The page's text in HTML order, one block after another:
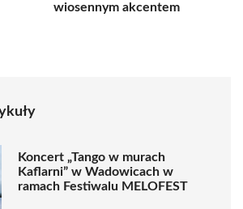
wiosennym akcentem
Koncert „Tango w murach
Kaflarni” w Wadowicach w
ramach Festiwalu MELOFEST